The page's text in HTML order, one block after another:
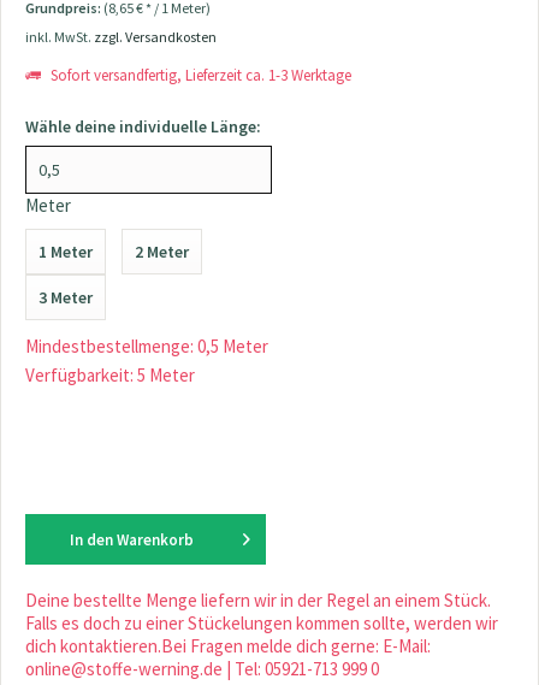
Grundpreis: (8,65 € * / 1 Meter)
inkl. MwSt. zzgl. Versandkosten
Sofort versandfertig, Lieferzeit ca. 1-3 Werktage
Wähle deine individuelle Länge:
Meter
1 Meter 2 Meter
3 Meter
Mindestbestellmenge: 0,5 Meter
Verfügbarkeit: 5 Meter
In den Warenkorb
Deine bestellte Menge liefern wir in der Regel an einem Stück.
Falls es doch zu einer Stückelungen kommen sollte, werden wir
dich kontaktieren.Bei Fragen melde dich gerne: E-Mail:
online@stoffe-werning.de | Tel: 05921-713 999 0